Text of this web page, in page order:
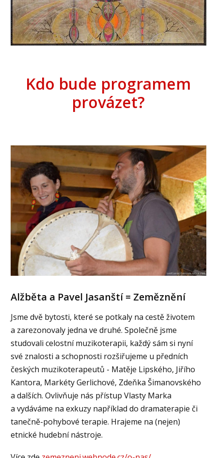
Kdo bude programem
provázet?
Alžběta a Pavel Jasanští = Zeměznění
Jsme dvě bytosti, které se potkaly na cestě životem
a zarezonovaly jedna ve druhé. Společně jsme
studovali celostní muzikoterapii, každý sám si nyní
své znalosti a schopnosti rozšiřujeme u předních
českých muzikoterapeutů - Matěje Lipského, Jiřího
Kantora, Markéty Gerlichové, Zdeňka Šimanovského
a dalších. Ovlivňuje nás přístup Vlasty Marka
a vydáváme na exkuzy například do dramaterapie či
tanečně-pohybové terapie. Hrajeme na (nejen)
etnické hudební nástroje.